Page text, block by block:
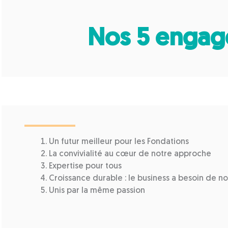
Nos 5
Un futur meilleur pour les Fondations
La convivialité au cœur de notre approche
Expertise pour tous
Croissance durable : le business a besoin de
Unis par la même passion